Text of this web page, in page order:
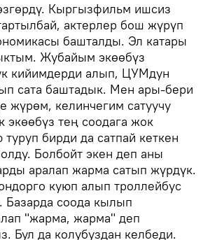
Кыргызфильм ишсиз
актерлер бош жүрүп
башталды. Эл катары
Жубайым экөөбүз
кийимдерди алып, ЦУМдун
сата баштадык. Мен ары-бери
жүрөм, келинчегим сатуучу
экөөбүз тең соодага жок
бирди да сатпай кеткен
Болбойт экен деп аны
аралап жарма сатып жүрдүк.
куюп алып троллейбус
Базарда соода кылып
"жарма, жарма" деп
Бул да колубуздан келбеди.